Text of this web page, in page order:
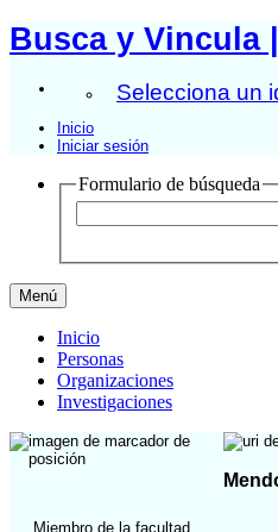
Busca y Vincula
Selecciona un
Inicio
Iniciar sesión
Formulario de búsqueda
Menú
Inicio
Personas
Organizaciones
Investigaciones
Miembro de la facultad